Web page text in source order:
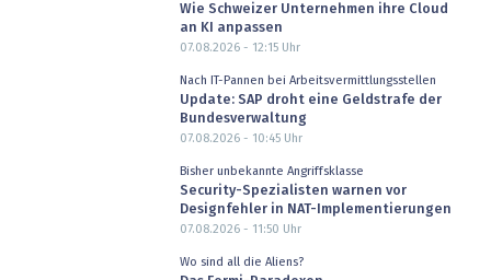
Wie Schweizer Unternehmen ihre Cloud
an KI anpassen
07.08.2026 - 12:15Uhr
Nach IT-Pannen bei Arbeitsvermittlungsstellen
Update: SAP droht eine Geldstrafe der
Bundesverwaltung
07.08.2026 - 10:45Uhr
Bisher unbekannte Angriffsklasse
Security-Spezialisten warnen vor
Designfehler in NAT-Implementierungen
07.08.2026 - 11:50 Uhr
Wo sind all die Aliens?